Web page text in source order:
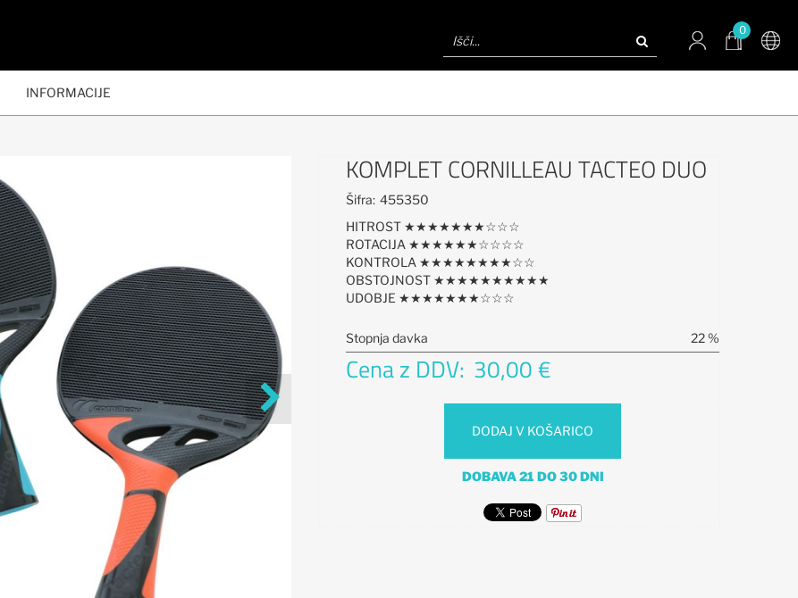
0
INFORMACIJE
KOMPLET CORNILLEAU TACTEO DUO
Šifra: 455350
HITROST ★★★★★★★☆☆☆
ROTACIJA ★★★★★★☆☆☆☆
KONTROLA ★★★★★★★★☆☆
OBSTOJNOST ★★★★★★★★★★
UDOBJE ★★★★★★★☆☆☆
Stopnja davka 22 %
Cena z DDV: 30,00 €
DODAJ V KOŠARICO
DOBAVA 21 DO 30 DNI